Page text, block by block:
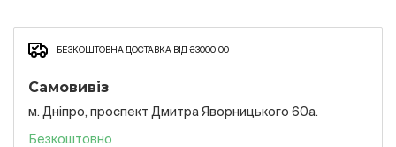
БЕЗКОШТОВНА ДОСТАВКА ВІД ₴3000,00
Самовивіз
м. Дніпро, проспект Дмитра Яворницького 60а.
Безкоштовно